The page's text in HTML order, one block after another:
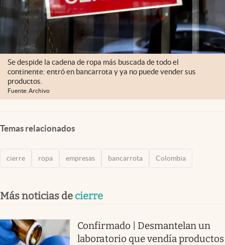
Se despide la cadena de ropa más buscada de todo el
continente: entró en bancarrota y ya no puede vender sus
productos.
Fuente: Archivo
Temas relacionados
cierre ropa empresas bancarrota Colombia
Más noticias de cierre
Confirmado | Desmantelan un
laboratorio que vendía productos